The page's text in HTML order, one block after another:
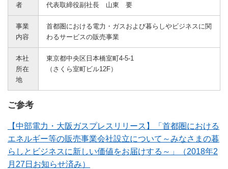
者 代表取締役副社長 山東 要
事業
内容
首都圏における電力・ガスおよび暮らしやビジネスに関
わるサービスの販売事業
本社
所在
地
東京都中央区日本橋室町4-5-1
（さくら室町ビル12F）
ご参考
【中部電力・大阪ガスプレスリリース】「首都圏における
エネルギー等の販売事業会社設立について～みなさまの暮
らしとビジネスに新しい価値をお届けする～」（2018年2
月27日お知らせ済み）